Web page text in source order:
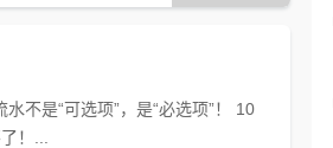
不是“可选项”，是“必选项”！ 10
！...